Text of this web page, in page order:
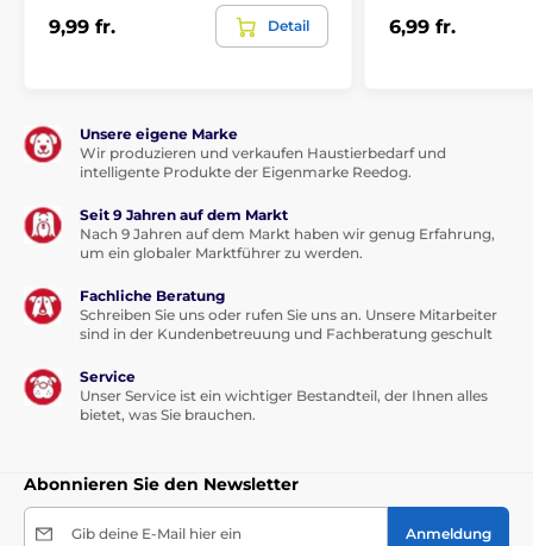
9,99 fr. Detail 6,99 fr.
Unsere eigene Marke
Wir produzieren und verkaufen Haustierbedarf und
intelligente Produkte der Eigenmarke Reedog.
Seit 9 Jahren auf dem Markt
Nach 9 Jahren auf dem Markt haben wir genug Erfahrung,
um ein globaler Marktführer zu werden.
Fachliche Beratung
Schreiben Sie uns oder rufen Sie uns an. Unsere Mitarbeiter
sind in der Kundenbetreuung und Fachberatung geschult
Service
Unser Service ist ein wichtiger Bestandteil, der Ihnen alles
bietet, was Sie brauchen.
Abonnieren Sie den Newsletter
Gib deine E-Mail hier ein Anmeldung